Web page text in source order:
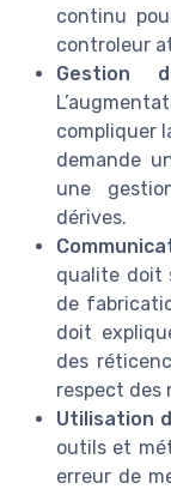
continu
controleur
Gestion
compliquer
demande
une
dérives.
qualite doit
de
doit
des
respect des
Utilisation
outils et
erreur de